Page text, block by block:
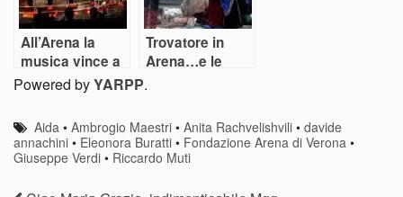
All’Arena la
musica vince a
dispetto del
virus e del
maltempo
Trovatore in
Arena…e le
Powered byYARPP.
Aida •Ambrogio Maestri •Anita Rachvelishvili •davide
annachini • Eleonora Buratti • Fondazione Arena di Verona •
Giuseppe Verdi • Riccardo Muti